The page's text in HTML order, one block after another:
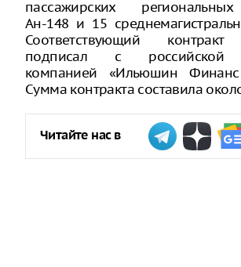
пассажирских
Ан-148 и 15
Соответствующий контракт
подписал с российской
компанией «Ильюшин
Сумма контракта составила
Читайте нас в